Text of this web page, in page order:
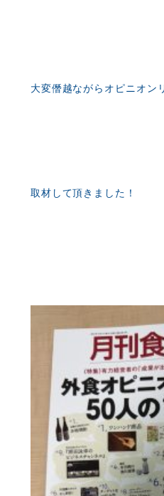
大変僭越ながらオピニオン
取材して頂きました！